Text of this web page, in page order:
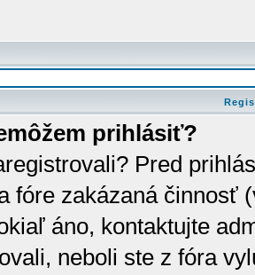
prihlásiť?
Pred
fóre zakázaná činnosť
áno, kontaktujte
neboli ste z fóra